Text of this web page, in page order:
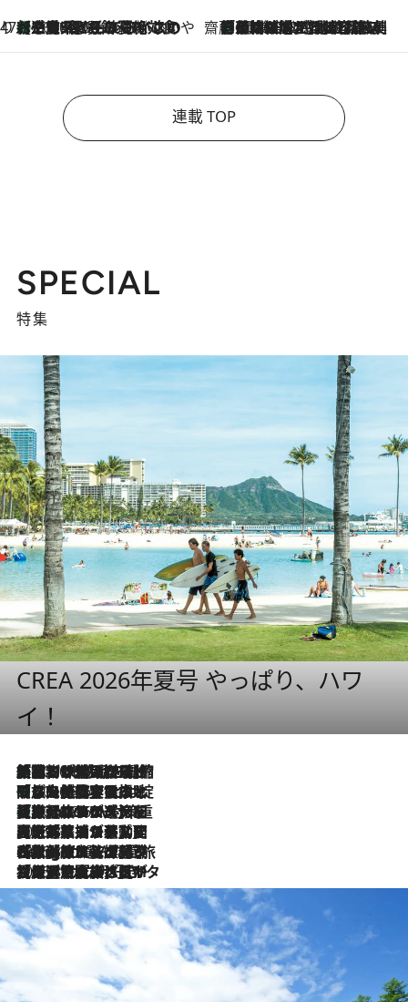
47都道府県の手みやげ ひんやりスイーツで夏を満喫
2026.8.6
【三重県】この夏絶対食べたい 冷やしておいしいおやつ3選 お餅×アイスの新感覚スイーツ 齋藤 薫 美容脳ルネサンス
2026.8.6
「荷物が増えるほど旅ストレスは増す」美容ジャーナリストがたどり着いた最終結論。“化粧品を劇的に減らす”感動の凝縮美容とは
連載 TOP
SPECIAL
特集
CREA 2026年夏号 やっぱり、ハワ
イ！
2026.8.6
「荷物が増えるほど旅ストレスは増す」美容ジャーナリストがたどり着いた最終結論。“化粧品を劇的に減らす”感動の凝縮美容とは
2026.8.6
「旅先には金髪ウィッグを持参」日本と同じメイクでは損してる!? 美容ジャーナリストが提案する“掟破りの旅美容”とは
2026.8.6
【厳選旅コスメ】「身軽さ＆UV対策重視！」ヘアアーティストshucoが選んだ夏旅ベストコスメを発表【Mサイズジップ】
2026.8.5
【厳選旅コスメ】国内をあちこち移動する河井菜摘が選んだ夏旅ベストコスメ発表！「リラックスアイテムはマスト」【Mサイズジップ】
2026.8.4
【厳選旅コスメ】「紫外線＆乾燥対策しながらメイク感も！」ヘア＆メイクGeorgeが選んだ夏旅ベストコスメを発表！【Mサイズジップ】
2026.8.3
【厳選旅コスメ】「保湿もタイパ重視！」“サウナ好き”タレント清水みさとが愛用する夏旅ベストコスメを発表！【Mサイズジップ】